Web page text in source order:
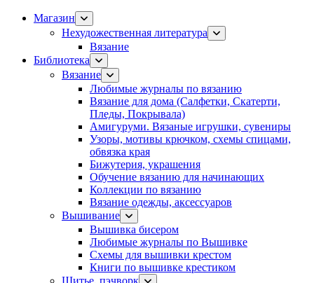
Магазин
Нехудожественная литература
Вязание
Библиотека
Вязание
Любимые журналы по вязанию
Вязание для дома (Салфетки, Скатерти,
Пледы, Покрывала)
Амигуруми. Вязаные игрушки, сувениры
Узоры, мотивы крючком, схемы спицами,
обвязка края
Бижутерия, украшения
Обучение вязанию для начинающих
Коллекции по вязанию
Вязание одежды, аксессуаров
Вышивание
Вышивка бисером
Любимые журналы по Вышивке
Схемы для вышивки крестом
Книги по вышивке крестиком
Шитье, пэчворк